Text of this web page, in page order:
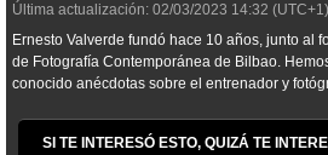
Última actualización: 02/03/2023 14:32 (UTC+1)
Ernesto Valverde fundó hace 10 años, junto al
de Fotografía Contemporánea de Bilbao.
conocido anécdotas sobre el entrenador y
SI TE INTERESÓ ESTO, QUIZÁ TE